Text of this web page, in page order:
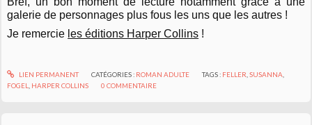
galerie de personnages plus fous les uns que les autres !
Je remercie les éditions Harper Collins !
LIEN PERMANENT CATÉGORIES : ROMAN ADULTE TAGS : FELLER ,SUSANNA
FOGEL
HARPER COLLINS 0 COMMENTAIRE